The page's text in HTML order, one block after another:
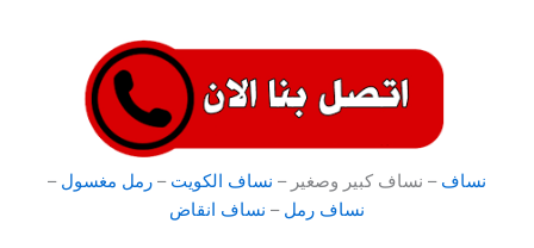
نساف – نساف كبير وصغير – نساف الكويت – رمل مغسول –
نساف رمل – نساف انقاض